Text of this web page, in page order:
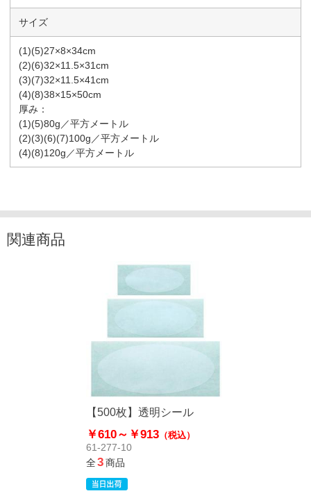
サイズ
(1)(5)27×8×34cm
(2)(6)32×11.5×31cm
(3)(7)32×11.5×41cm
(4)(8)38×15×50cm
厚み：
(1)(5)80g／平方メートル
(2)(3)(6)(7)100g／平方メートル
(4)(8)120g／平方メートル
関連商品
【500枚】透明シール
￥610～ ￥913（税込）
61-277-10
全3商品